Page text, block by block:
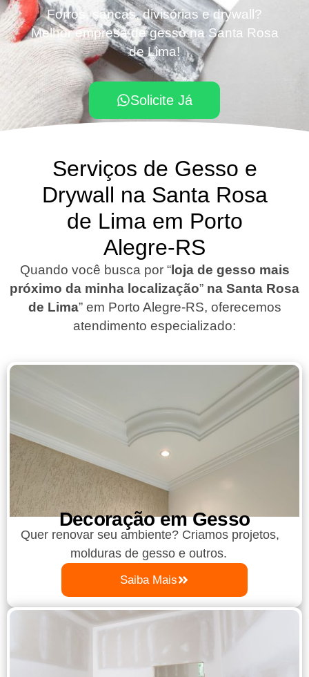
Forros, sancas, divisórias e drywall?
Melhor empresa de gesso na Santa Rosa
de Lima!
Solicite Já
Serviços de Gesso e
Drywall na Santa Rosa
de Lima em Porto
Alegre-RS
Quando você busca por “loja de gesso mais
próximo da minha localização” na Santa Rosa
de Lima” em Porto Alegre-RS, oferecemos
atendimento especializado:
Decoração em Gesso
Quer renovar seu ambiente? Criamos projetos,
molduras de gesso e outros.
Saiba Mais